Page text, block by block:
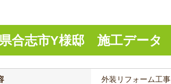
合志市Y様邸 施工データ
外装リフォーム工事